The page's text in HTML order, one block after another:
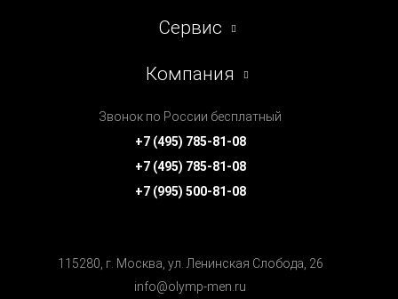
Сервис
Компания
Звонок по России бесплатный
+7 (495) 785-81-08
+7 (495) 785-81-08
+7 (995) 500-81-08
115280, г. Москва, ул. Ленинская Cлобода, 26
info@olymp-men.ru